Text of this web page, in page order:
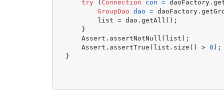
try ( Connection con =
GroupDao
dao =
        list = dao.getAll();
    }
    Assert.assertNotNull(list);
    Assert.assertTrue(list.size() >
0 );